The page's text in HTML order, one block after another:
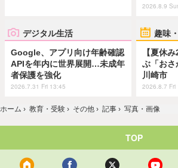
2026.8.9
デジタル生活
Google、アプリ向け年齢確認
APIを年内に世界展開…未成年
者保護を強化
2026.7.31 Fri 13:45
趣味
【夏休
ぶ「お
川崎市
2026.8.7 Fri
ホーム › 教育・受験 › その他 › 記事 › 写真・画像
TOP